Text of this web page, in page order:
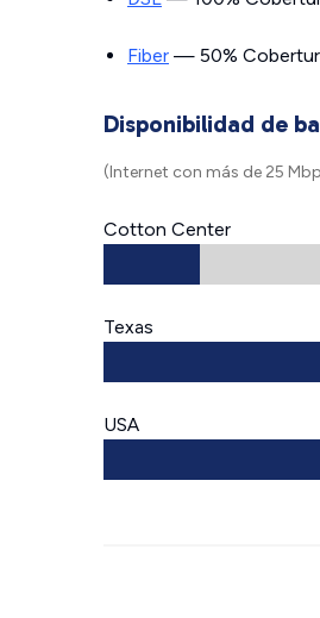
Fiber — 50%
Disponibilidad de
(Internet con más de 25
Cotton Center
Texas
USA